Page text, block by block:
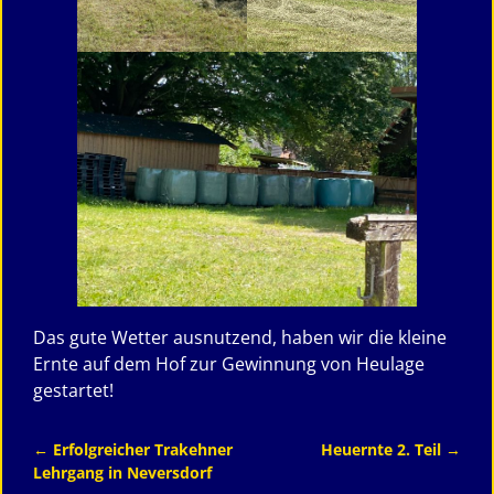
Das gute Wetter ausnutzend, haben wir die kleine
Ernte auf dem Hof zur Gewinnung von Heulage
gestartet!
Artikelnavigation
← Erfolgreicher Trakehner
Lehrgang in Neversdorf
Heuernte 2. Teil →